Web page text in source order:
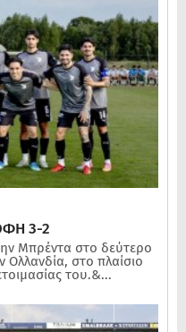
3-2
Μπρέντα στο δεύτερο
Ολλανδία, στο πλαίσιο
του.&...